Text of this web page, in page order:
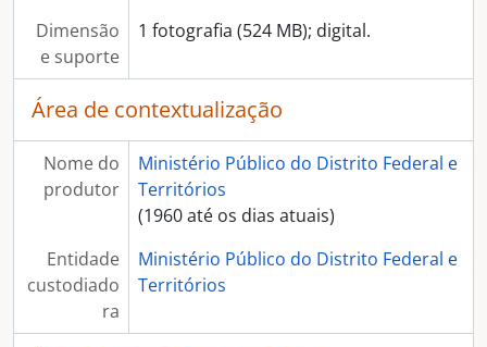
Dimensão
e suporte
1 fotografia (524 MB); digital.
Área de contextualização
Nome do
produtor
Ministério Público do Distrito Federal e
Territórios
(1960 até os dias atuais)
Entidade
custodiado
ra
Ministério Público do Distrito Federal e
Territórios